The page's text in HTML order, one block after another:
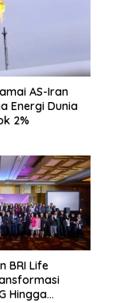
AS-Iran
Energi Dunia
2%
BRI Life
Hingga